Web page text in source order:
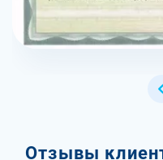
Отзывы